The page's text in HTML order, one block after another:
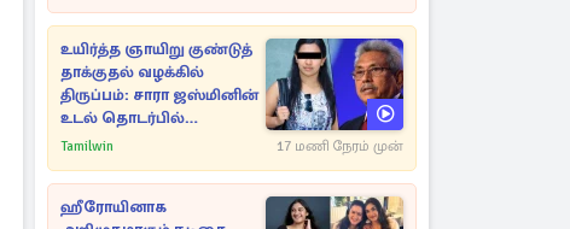
உயிர்த்த ஞாயிறு குண்டுத்
தாக்குதல் வழக்கில்
திருப்பம்: சாரா ஜஸ்மினின்
உடல் தொடர்பில்
நீதிமன்றத்தில் வெளியான
Tamilwin 17 மணி நேரம் முன்
ஹீரோயினாக